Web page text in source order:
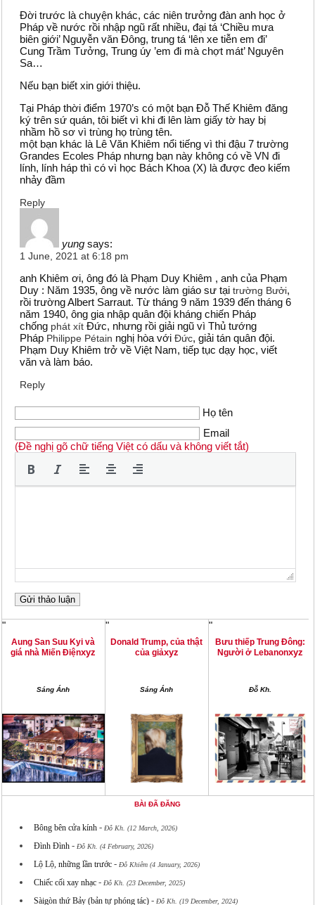
Đời trước là chuyện khác, các niên trưởng đàn anh học ở
Pháp về nước rồi nhập ngũ rất nhiều, đại tá ‘Chiều mưa
biên giới’ Nguyễn văn Đông, trung tá ‘lên xe tiễn em đi’
Cung Trầm Tưởng, Trung úy ’em đi mà chợt mát’ Nguyên
Sa…
Nếu bạn biết xin giới thiệu.
Tại Pháp thời điểm 1970’s có một bạn Đỗ Thế Khiêm đăng
ký trên sứ quán, tôi biết vì khi đi lên làm giấy tờ hay bị
nhầm hồ sơ vì trùng họ trùng tên.
một bạn khác là Lê Văn Khiêm nổi tiếng vì thi đậu 7 trường
Grandes Ecoles Pháp nhưng bạn này không có về VN đi
lính, lính háp thì có vì học Bách Khoa (X) là được đeo kiếm
nhảy đầm
Reply
yung says:
1 June, 2021 at 6:18 pm
anh Khiêm ơi, ông đó là Phạm Duy Khiêm , anh của Phạm
Duy : Năm 1935, ông về nước làm giáo sư tại trường Bưởi,
rồi trường Albert Sarraut. Từ tháng 9 năm 1939 đến tháng 6
năm 1940, ông gia nhập quân đội kháng chiến Pháp
chống phát xítĐức, nhưng rồi giải ngũ vì Thủ tướng
Pháp Philippe Pétain nghị hòa với Đức, giải tán quân đội.
Phạm Duy Khiêm trở về Việt Nam, tiếp tục dạy học, viết
văn và làm báo.
Reply
Họ tên
Email
(Đề nghị gõ chữ tiếng Việt có dấu và không viết tắt)
"
Aung San Suu Kyi và
giá nhà Miến Điệnxyz
Sáng Ánh
"
Donald Trump, của thật
của giảxyz
Sáng Ánh
"
Bưu thiếp Trung Đông:
Người ở Lebanonxyz
Đỗ Kh.
BÀI ĐÃ ĐĂNG
Bông bên cửa kính- Đỗ Kh. (12 March, 2026)
Đình Đình- Đỗ Kh. (4 February, 2026)
Lộ Lộ, những lần trước- Đỗ Khiêm (4 January, 2026)
Chiếc cối xay nhạc- Đỗ Kh. (23 December, 2025)
Sàigòn thứ Bảy (bản tự phóng tác)- Đỗ Kh. (19 December, 2024)